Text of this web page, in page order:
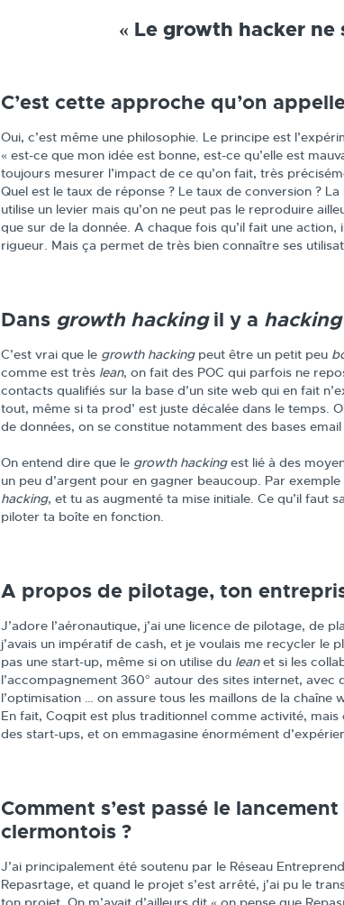
« Le growth hacker ne
C’est cette approche qu’on
Oui, c’est même une philosophie. Le principe est
« est-ce que mon idée est bonne, est-ce qu’elle est
toujours mesurer l’impact de ce qu’on fait, très
Quel est le taux de réponse ? Le taux de conversion ?
utilise un levier mais qu’on ne peut pas le reproduire
que sur de la donnée. A chaque fois qu’il fait une
rigueur. Mais ça permet de très bien connaître ses
Dans growth hackingil y a
C’est vrai que le growth hacking peut être un petit peu
comme est très lean, on fait des POC qui parfois ne
contacts qualifiés sur la base d’un site web qui en fait
tout, même si ta prod’ est juste décalée dans le temps.
de données, on se constitue notamment des bases
On entend dire que le growth hackingest lié à des
un peu d’argent pour en gagner beaucoup. Par
hacking, et tu as augmenté ta mise initiale. Ce qu’il faut
piloter ta boîte en fonction.
A propos de pilotage, ton
J’adore l’aéronautique, j’ai une licence de pilotage, de
j’avais un impératif de cash, et je voulais me recycler le
pas une start-up, même si on utilise du leanet si les
l’accompagnement 360° autour des sites internet,
l’optimisation … on assure tous les maillons de la
En fait, Coqpit est plus traditionnel comme activité,
des start-ups, et on emmagasine énormément
Comment s’est passé le
clermontois ?
J’ai principalement été soutenu par le Réseau
Repasrtage, et quand le projet s’est arrêté, j’ai pu le